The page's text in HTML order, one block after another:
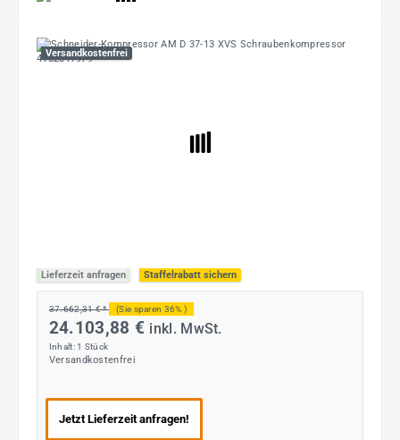
Bildergalerie überspringen
Versandkostenfrei
Lieferzeit anfragen Staffelrabatt sichern
37.662,31 € * (Sie sparen 36% )
24.103,88 € inkl. MwSt.
Inhalt: 1 Stück
Versandkostenfrei
Jetzt Lieferzeit anfragen!